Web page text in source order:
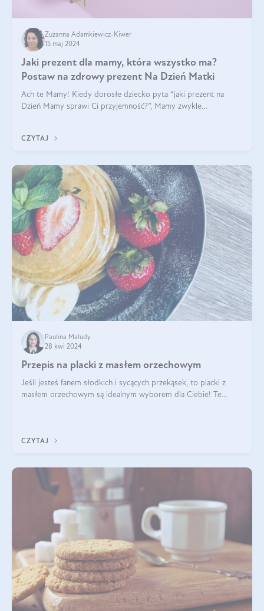
Zuzanna Adamkiewicz-Kiwer
15 maj 2024
Jaki prezent dla mamy, która wszystko ma?
Postaw na zdrowy prezent Na Dzień Matki
Ach te Mamy! Kiedy dorosłe dziecko pyta “jaki prezent na
Dzień Mamy sprawi Ci przyjemność?”, Mamy zwykle
CZYTAJ
Paulina Maludy
28 kwi 2024
Przepis na placki z masłem orzechowym
Jeśli jesteś fanem słodkich i sycących przekąsek, to placki z
masłem orzechowym są idealnym wyborem dla Ciebie! Te
CZYTAJ